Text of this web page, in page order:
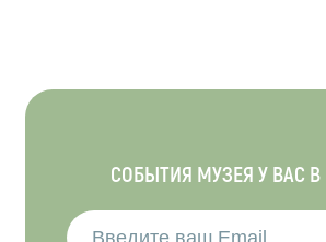
СОБЫТИЯ МУЗЕЯ У ВАС В